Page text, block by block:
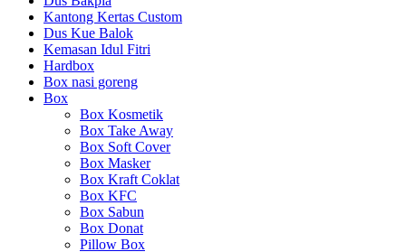
Kantong Kertas Custom
Dus Kue Balok
Kemasan Idul Fitri
Hardbox
Box nasi goreng
Box
Box Kosmetik
Box Take Away
Box Soft Cover
Box Masker
Box Kraft Coklat
Box KFC
Box Sabun
Box Donat
Pillow Box